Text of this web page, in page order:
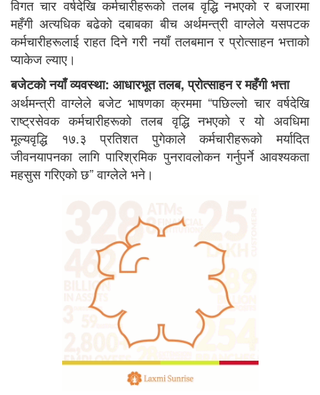
विगत चार वर्षदेखि कर्मचारीहरूको तलब वृद्धि नभएको र बजारमा
महँगी अत्यधिक बढेको दबाबका बीच अर्थमन्त्री वाग्लेले यसपटक
कर्मचारीहरूलाई राहत दिने गरी नयाँ तलबमान र प्रोत्साहन भत्ताको
प्याकेज ल्याए।
बजेटको नयाँ व्यवस्था: आधारभूत तलब, प्रोत्साहन र महँगी भत्ता
अर्थमन्त्री वाग्लेले बजेट भाषणका क्रममा “पछिल्लो चार वर्षदेखि
राष्ट्रसेवक कर्मचारीहरूको तलब वृद्धि नभएको र यो अवधिमा
मूल्यवृद्धि १७.३ प्रतिशत पुगेकाले कर्मचारीहरूको मर्यादित
जीवनयापनका लागि पारिश्रमिक पुनरावलोकन गर्नुपर्ने आवश्यकता
महसुस गरिएको छ” वाग्लेले भने।